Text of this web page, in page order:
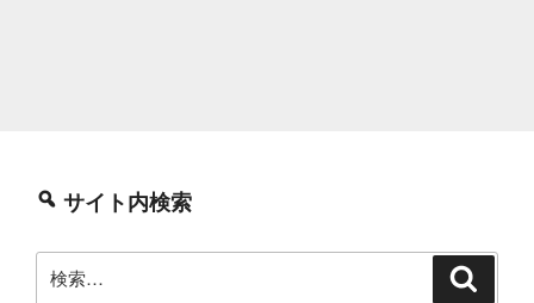
サイト内検索
索: